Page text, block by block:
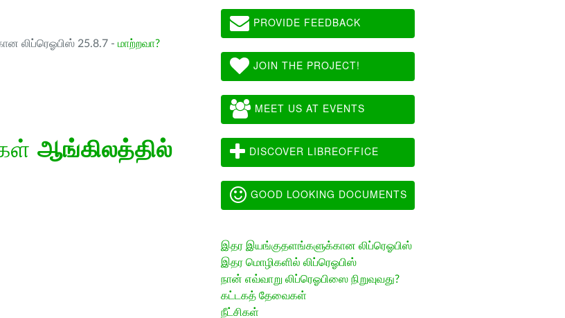
லிப்ரெஓபிஸ் 25.8.7 - மாற்றவா?
ஆங்கிலத்தில்
PROVIDE FEEDBACK
JOIN THE PROJECT!
MEET US AT EVENTS
DISCOVER LIBREOFFICE
GOOD LOOKING DOCUMENTS
இதர இயங்குதளங்களுக்கான லிப்ரெஓபிஸ்
இதர மொழிகளில் லிப்ரெஓபிஸ்
நான் எவ்வாறு லிப்ரெஓபிஸை நிறுவுவது?
கட்டகத் தேவைகள்
நீட்சிகள்